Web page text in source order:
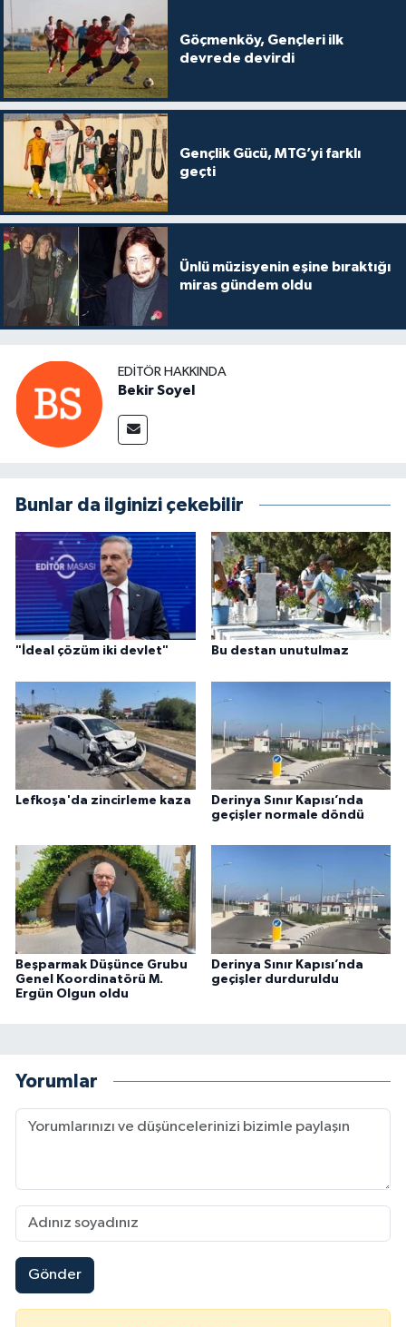
Göçmenköy, Gençleri ilk
devrede devirdi
Gençlik Gücü, MTG’yi farklı
geçti
Ünlü müzisyenin eşine bıraktığı
miras gündem oldu
EDITÖR HAKKINDA
Bekir Soyel
Bunlar da ilginizi çekebilir
"İdeal çözüm iki devlet" Bu destan unutulmaz
Lefkoşa'da zincirleme kaza
Derinya Sınır Kapısı’nda
geçişler normale döndü
Beşparmak Düşünce Grubu
Genel Koordinatörü M.
Ergün Olgun oldu
Derinya Sınır Kapısı’nda
geçişler durduruldu
Yorumlar
Gönder